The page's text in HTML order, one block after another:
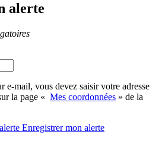
alerte
e-mail, vous devez saisir votre adresse
la page « Mes coordonnées » de la
Enregistrermon alerte